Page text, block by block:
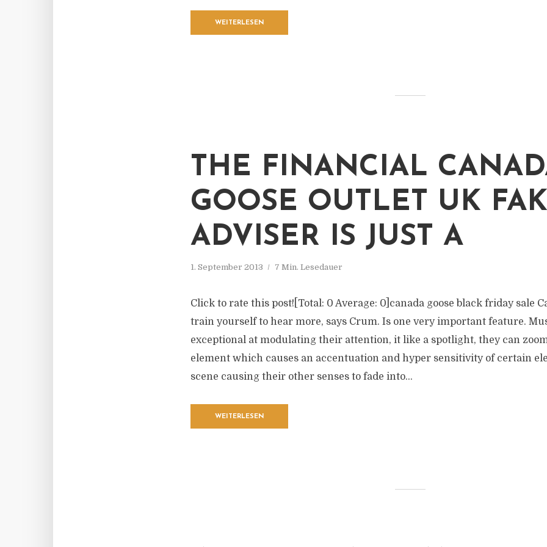
WEITERLESEN
THE FINANCIAL
GOOSE OUTLET UK
ADVISER IS JUST A
1. September 2013 7 Min. Lesedauer
Click to rate this post![Total: 0 Average: 0]canada goose black friday sale
train yourself to hear more, says Crum. Is one very important feature.
exceptional at modulating their attention, it like a spotlight, they can
element which causes an accentuation and hyper sensitivity of certain
scene causing their other senses to fade into...
WEITERLESEN